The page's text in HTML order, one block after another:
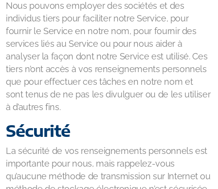
Nous pouvons employer des sociétés et des
individus tiers pour faciliter notre Service, pour
fournir le Service en notre nom, pour fournir des
services liés au Service ou pour nous aider à
analyser la façon dont notre Service est utilisé. Ces
tiers n’ont accès à vos renseignements personnels
que pour effectuer ces tâches en notre nom et
sont tenus de ne pas les divulguer ou de les utiliser
à d’autres fins.
Sécurité
La sécurité de vos renseignements personnels est
importante pour nous, mais rappelez-vous
qu’aucune méthode de transmission sur Internet ou